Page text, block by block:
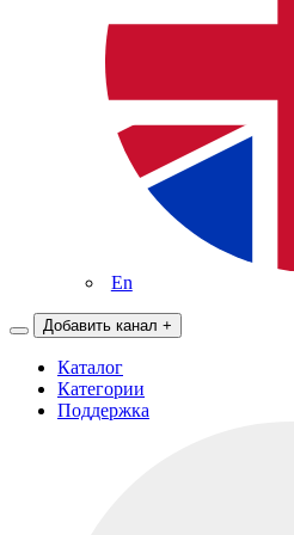
En
Добавить канал +
Каталог
Категории
Поддержка